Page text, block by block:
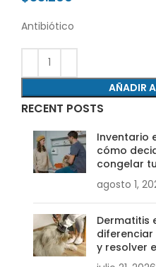
Antibiótico
AÑADIR
RECENT POSTS
Inventario
cómo
congelar
agosto 1,
Dermatitis
diferenciar
y resolver